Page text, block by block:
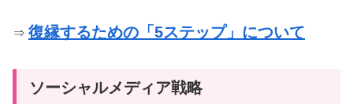
⇒ 復縁するための「5ステップ」について
ソーシャルメディア戦略